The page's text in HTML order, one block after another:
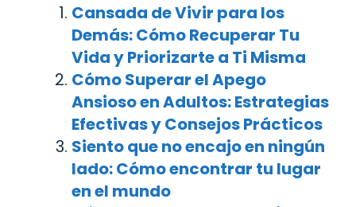
Cansada de Vivir para los
Demás: Cómo Recuperar Tu
Vida y Priorizarte a Ti Misma
Cómo Superar el Apego
Ansioso en Adultos: Estrategias
Efectivas y Consejos Prácticos
Siento que no encajo en ningún
lado: Cómo encontrar tu lugar
en el mundo